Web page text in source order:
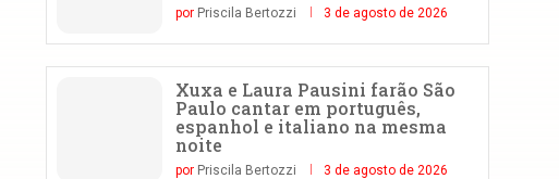
por Priscila Bertozzi 3 de agosto de 2026
Xuxa e Laura Pausini farão São
Paulo cantar em português,
espanhol e italiano na mesma
noite
por Priscila Bertozzi 3 de agosto de 2026